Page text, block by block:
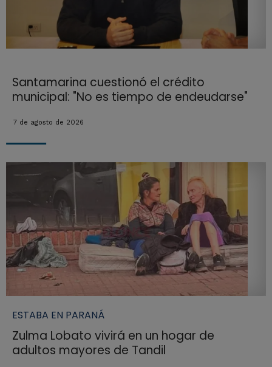
Santamarina cuestionó el crédito
municipal: "No es tiempo de endeudarse"
7 de agosto de 2026
ESTABA EN PARANÁ
Zulma Lobato vivirá en un hogar de
adultos mayores de Tandil